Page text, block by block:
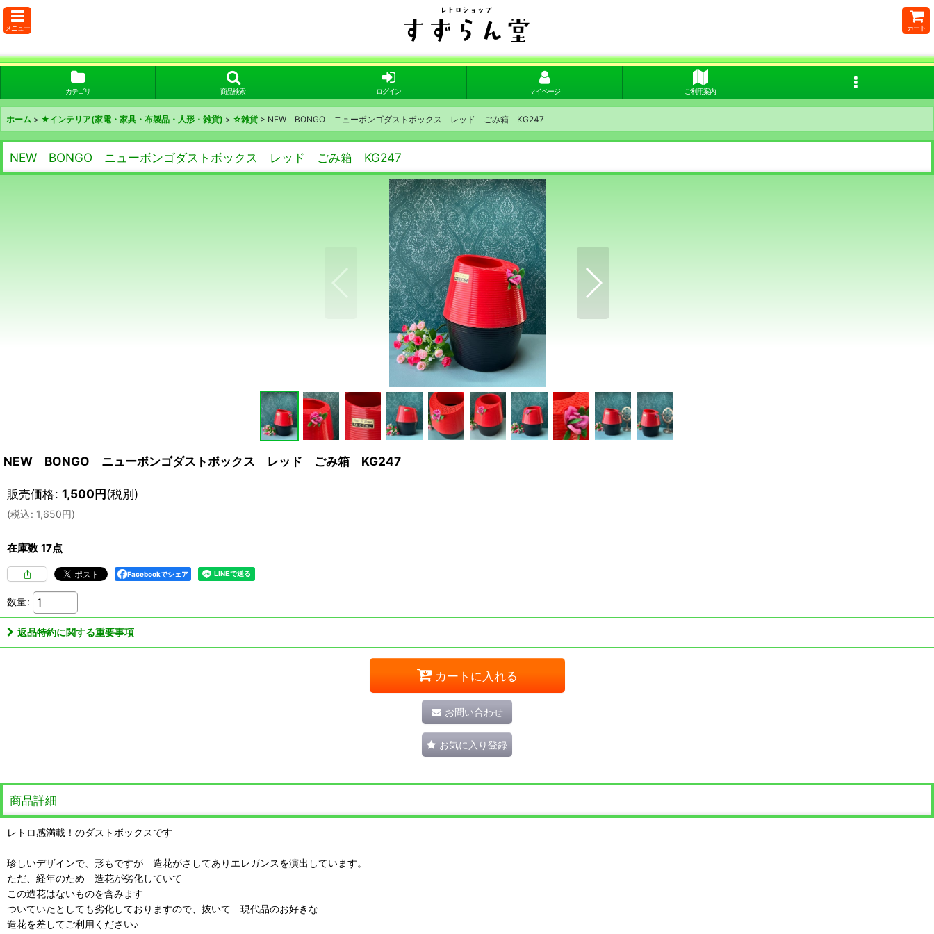
メニュー カート
カテゴリ 商品検索 ログイン マイページ ご利用案内
ホーム > ★インテリア(家電・家具・布製品・人形・雑貨) > ☆雑貨 > NEW BONGO ニューボンゴダストボックス レッド ごみ箱 KG247
NEW BONGO ニューボンゴダストボックス レッド ごみ箱 KG247
NEW BONGO ニューボンゴダストボックス レッド ごみ箱 KG247
販売価格: 1,500円(税別)
(税込: 1,650円)
在庫数 17点
Facebookでシェア
数量:
返品特約に関する重要事項
カートに入れる
お問い合わせ
お気に入り登録
商品詳細
レトロ感満載！のダストボックスです
珍しいデザインで、形もですが 造花がさしてありエレガンスを演出しています。
ただ、経年のため 造花が劣化していて
この造花はないものを含みます
ついていたとしても劣化しておりますので、抜いて 現代品のお好きな
造花を差してご利用ください♪